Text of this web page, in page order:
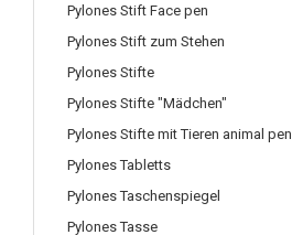
Pylones Stift Face pen
Pylones Stift zum Stehen
Pylones Stifte
Pylones Stifte "Mädchen"
Pylones Stifte mit Tieren animal pen
Pylones Tabletts
Pylones Taschenspiegel
Pylones Tasse